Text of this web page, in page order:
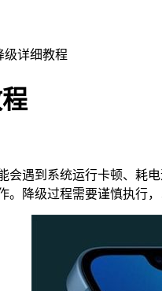
级详细教程
遇到系统运行卡顿、耗
降级过程需要谨慎执行